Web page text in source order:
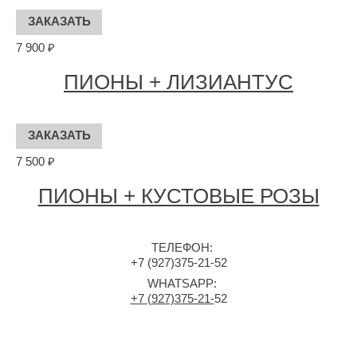
7 900 ₽
ПИОНЫ + ЛИЗИАНТУС
7 500 ₽
ПИОНЫ + КУСТОВЫЕ РОЗЫ
ТЕЛЕФОН:
+7 (927)375-21-52
WHATSAPP:
+7 (927)375-21-52